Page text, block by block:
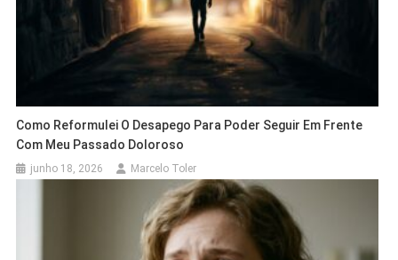
Como Reformulei O Desapego Para Poder Seguir Em Frente
Com Meu Passado Doloroso
junho 18, 2026 Marcelo Toler